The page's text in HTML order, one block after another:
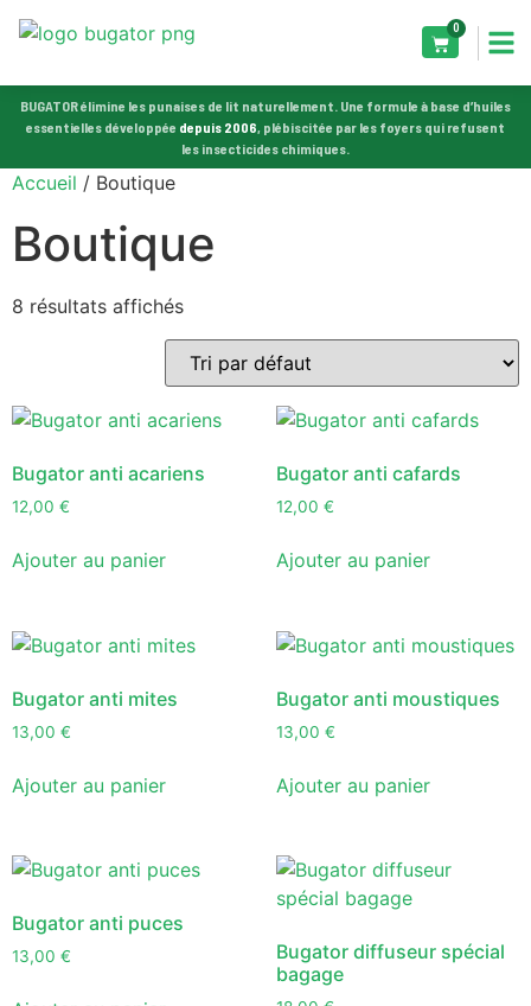
0
BUGATOR élimine les punaises de lit naturellement. Une formule à base d’huiles
essentielles développée depuis 2006, plébiscitée par les foyers qui refusent
les insecticides chimiques.
Accueil / Boutique
Boutique
8 résultats affichés
Bugator anti acariens
12,00 €
Ajouter au panier
Bugator anti cafards
12,00 €
Ajouter au panier
Bugator anti mites
13,00 €
Ajouter au panier
Bugator anti moustiques
13,00 €
Ajouter au panier
Bugator anti puces
13,00 €
Bugator diffuseur spécial
bagage